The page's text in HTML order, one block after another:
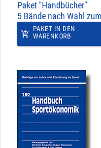
Paket "Handbücher"
5 Bände nach Wahl
add_shopping_cart
PAKET IN DEN
WARENKORB